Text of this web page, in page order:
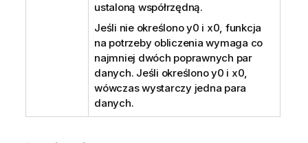
ustaloną współrzędną.
Jeśli nie określonoy0 i x0, funkcja
na potrzeby obliczenia wymaga co
najmniej dwóch poprawnych par
danych. Jeśli określonoy0 i x0,
wówczas wystarczy jedna para
danych.